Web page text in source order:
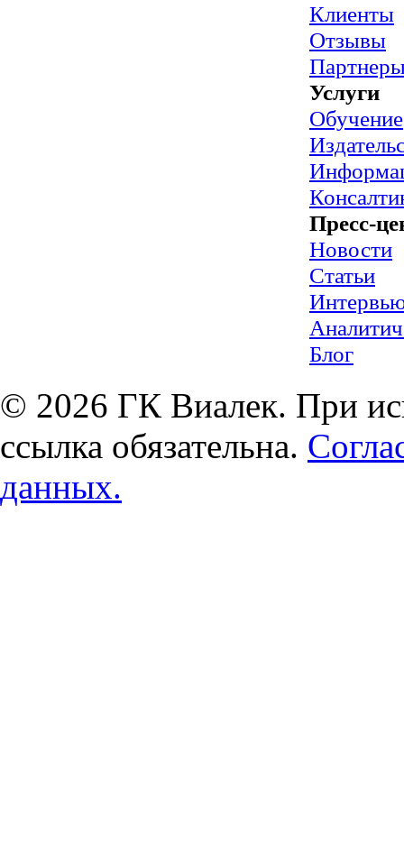
Клиенты
Отзывы
Услуги
Обучение
Пресс-
Новости
Статьи
Блог
© 2026 ГК Виалек. При
ссылка обязательна.
данных.